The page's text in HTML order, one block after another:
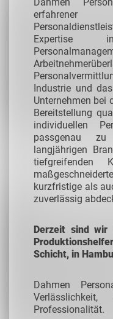
erfahrener
Expertise
Industrie und
Unternehmen bei
Bereitstellung
individuellen
passgenau
langjährigen
tiefgreifenden
kurzfristige als
zuverlässig
Derzeit sind wir
Schicht, in
Dahmen
Professionalität.